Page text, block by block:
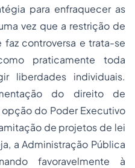
para enfraquecer as
vez que a restrição de
controversa e trata-se
praticamente toda
liberdades individuais.
do direito de
do Poder Executivo
de projetos de lei
a Administração Pública
favoravelmente à